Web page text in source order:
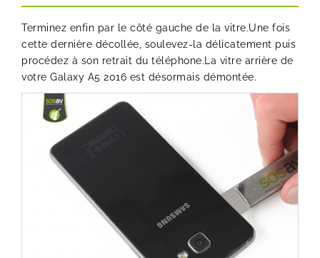
Terminez enfin par le côté gauche de la vitre.Une fois
cette dernière décollée, soulevez-la délicatement puis
procédez à son retrait du téléphone.La vitre arrière de
votre Galaxy A5 2016 est désormais démontée.